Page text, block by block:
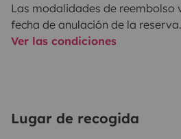
Las modalidades de reembolso
fecha de anulación de la reserva.
Ver las condiciones
Lugar de recogida